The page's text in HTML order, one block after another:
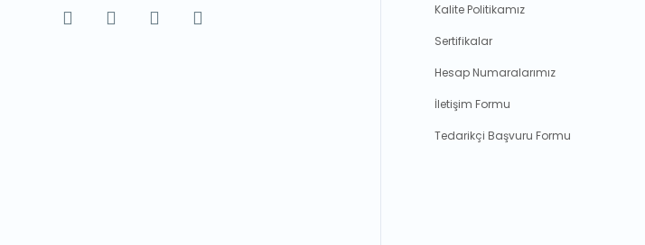
Kalite Politikamız
Sertifikalar
Hesap Numaralarımız
İletişim Formu
Tedarikçi Başvuru Formu